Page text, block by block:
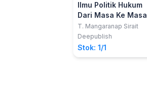
Ilmu Politik Hukum
Dari Masa Ke Masa
T. Mangaranap Sirait
Deepublish
Stok: 1/1